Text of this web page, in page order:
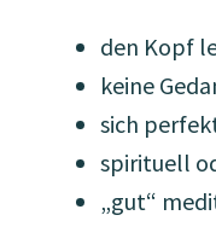
den Kopf
keine
sich
spirituell
„gut“